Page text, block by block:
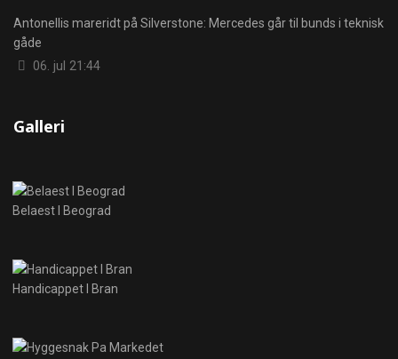
Antonellis mareridt på Silverstone: Mercedes går til bunds i teknisk
gåde
Detaljer
06. jul 21:44
Galleri
Belaest I Beograd
Handicappet I Bran